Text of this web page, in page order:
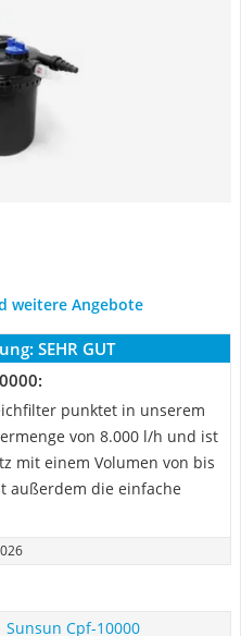
weitere Angebote
SEHR GUT
punktet in unserem
von 8.000 l/h und ist
mit einem Volumen von bis
außerdem die einfache
Sunsun Cpf-10000